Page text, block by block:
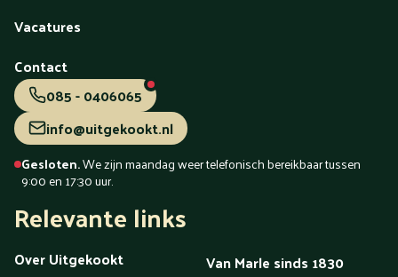
Vacatures
Contact
085 - 0406065
info@uitgekookt.nl
Gesloten.We zijn maandag weer telefonisch bereikbaar tussen
9:00 en 17:30 uur.
Relevante links
Over Uitgekookt
Van Marle sinds 1830